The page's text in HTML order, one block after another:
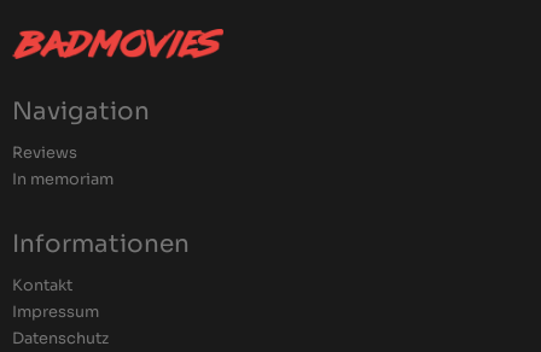
Navigation
Reviews
In memoriam
Informationen
Kontakt
Impressum
Datenschutz